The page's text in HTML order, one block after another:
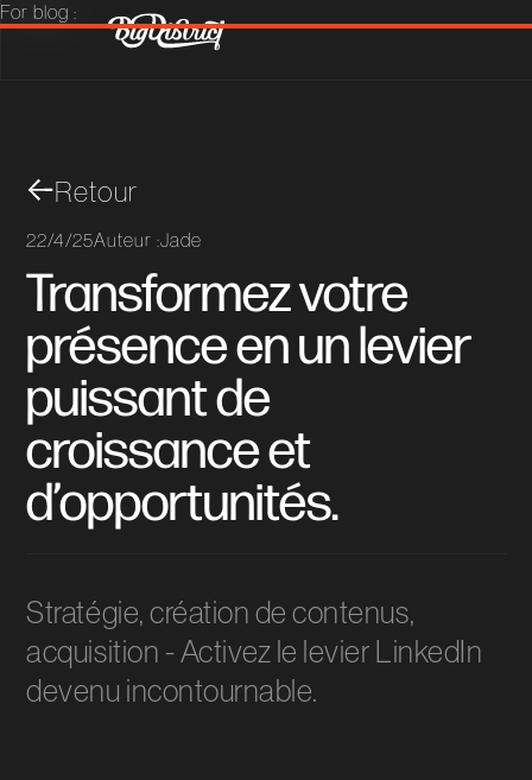
For blog :
Retour
22/4/25Auteur :Jade
Transformez votre
présence en un levier
puissant de
croissance et
d’opportunités.
Stratégie, création de contenus,
acquisition - Activez le levier LinkedIn
devenu incontournable.